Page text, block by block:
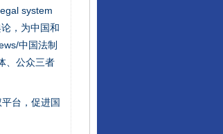
system
，为中国和
中国法制
、公众三者
台，促进国